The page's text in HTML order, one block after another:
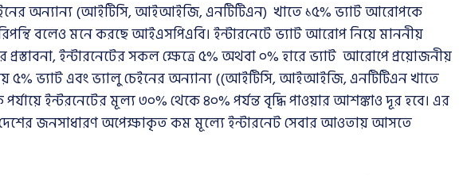
অন্যান্য (আইটিসি, আইআইজি, এনটিটিএন) খাতে ১৫% ভ্যাট আরোপকে
বলেও মনে করছে আইএসপিএবি। ইন্টারনেটে ভ্যাট আরোপ নিয়ে মাননীয়
প্রস্তাবনা, ইন্টারনেটের সকল ক্ষেত্রে ৫% অথবা ০% হারে ভ্যাট আরোপে প্রয়োজনীয়
৫% ভ্যাট এবং ভ্যালু চেইনের অন্যান্য ((আইটিসি, আইআইজি, এনটিটিএন খাতে
পর্যায়ে ইন্টরনেটের মূল্য ৩০% থেকে ৪০% পর্যন্ত বৃদ্ধি পাওয়ার আশঙ্কাও দূর হবে। এর
ও দেশের জনসাধারণ অপেক্ষাকৃত কম মূল্যে ইন্টারনেট সেবার আওতায় আসতে